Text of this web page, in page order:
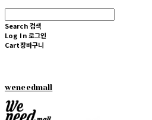
Search 검색
Log In 로그인
Cart장바구니
weneedmall